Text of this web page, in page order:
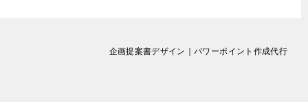
企画提案書デザイン｜パワーポイント作成代行